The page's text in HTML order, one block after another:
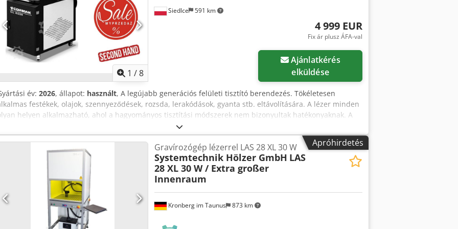
Hullámhossz: 1064 nm - Jelölési mező mérete: 110 x 110 mm - EZCAD jelölőszoftver német vagy angol
nyelven - Pilot lézer (egyszerű előnézet/kontúr előnézet) - Fókuszkereső (könnyű fókuszállítás) - Max.
munkadarab magasság: kb. 95 mm - Raszteres furatok készülékek rögzítéséhez - Felfogófelület: 310 x 190
mm - Elektromosan állítható Z-tengely - Elektromos ajtó beszorulás elleni védelemmel - opcionális: elszívó
(aktívszenes szűrővel együtt) - Hegesztett acéllemez váz - 230 V-os csatlakozás - Légkondicionált - Laptop
Windows operációs rendszerrel (német vagy angol nyelven) - Méretek (SzéxMéxMa): 600 x 400 x 690 mm -
Súly: kb. 45 kg - Alacsony üzemeltetési költségek
1 /8
Siedlce 591 km
4 999 EUR
Fix ár plusz ÁFA-val
Ajánlatkérés
elküldése
év: 2026, állapot: használt, A legújabb generációs felületi tisztító berendezés. Tökéletesen
festékek, olajok, szennyeződések, rozsda, lerakódások, gyanta stb. eltávolítására. A lézer minden
helyen alkalmazható, ahol a hagyományos tisztítási módszerek nem bizonyultak hatékonyaknak. A
lézeres tisztítás nem okoz kopást, érintésmentes, és nem melegíti túl az anyagot. A legújabb generációs
tisztító berendezés. A tisztító berendezés könnyen telepíthető és rendkívül egyszerűen kezelhető.
Tökéletesen alkalmas festékek, olajok, szennyeződések, rozsda, lerakódások, gyanta stb. eltávolítására. A
lézer minden olyan helyen alkalmazható, ahol a hagyományos tisztítási módszerek nem bizonyultak
hatékonyaknak. A lézeres tisztítás nem okoz kopást, érintésmentes, és nem melegíti túl az anyagot.
Környezetbarát Cedpfezp Ealjx Amvjha A lézeres tisztítás nemcsak rendkívül hatékony, hanem
környezetbarát is. A tisztítási folyamat során nem alkalmaznak kémiai anyagokat, így a tisztított anyag nem
korrodálódik kémiailag. Pontosság és az anyag sérülésének elkerülése A berendezés nagyon érzékeny
felületeket is képes tisztítani, például alumíniumot, szént, rozsdamentes acélt, szénszál-erősítésű polimert
vagy bevonatos anyagokat. A lézersugár teljesítményének növelésével a felület durvábbá is tehető. A
Apróhirdetés
Kronberg im Taunus 873 km
Gravírozógép lézerrel LAS 28 XL 30 W
Systemtechnik Hölzer GmbH LAS
28 XL 30 W / Extra großer
Innenraum